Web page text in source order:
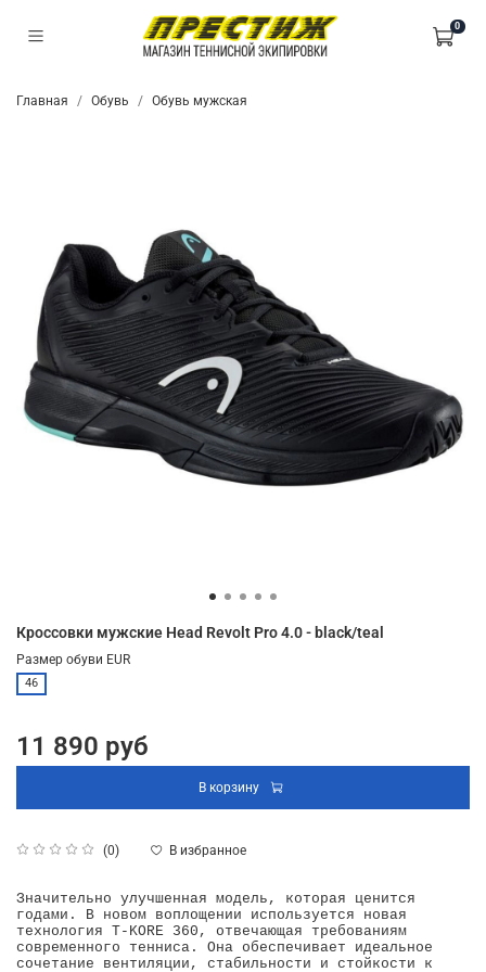
0
Главная Обувь Обувь мужская
Кроссовки мужские Head Revolt Pro 4.0 - black/teal
(0) В избранное
Размер обуви EUR
46
11 890 руб
В корзину
Значительно улучшенная модель, которая ценится
годами. В новом воплощении используется новая
технология T-KORE 360, отвечающая требованиям
современного тенниса. Она обеспечивает идеальное
сочетание вентиляции, стабильности и стойкости к